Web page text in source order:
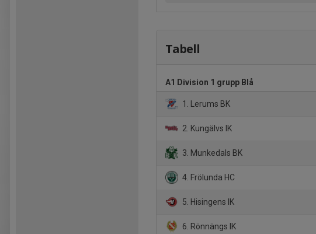
Tabell
A1 Division 1 grupp Blå
1. Lerums BK
2. Kungälvs IK
3. Munkedals BK
4. Frölunda HC
5. Hisingens IK
6. Rönnängs IK